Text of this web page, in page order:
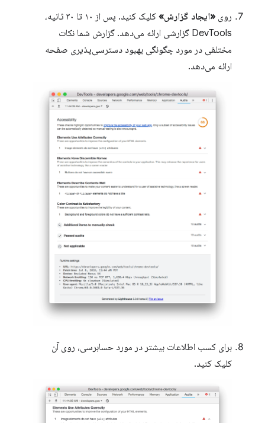
روی «ایجاد گزارش»
کلیک کنید. پس از ۱۰ تا ۳۰ ثانیه،
DevTools گزارشی ارائه می‌دهد. گزارش شما نکات
مختلفی در مورد چگونگی بهبود دسترسی‌پذیری صفحه
ارائه می‌دهد.
برای کسب اطلاعات بیشتر در مورد حسابرسی، روی آن
کلیک کنید.